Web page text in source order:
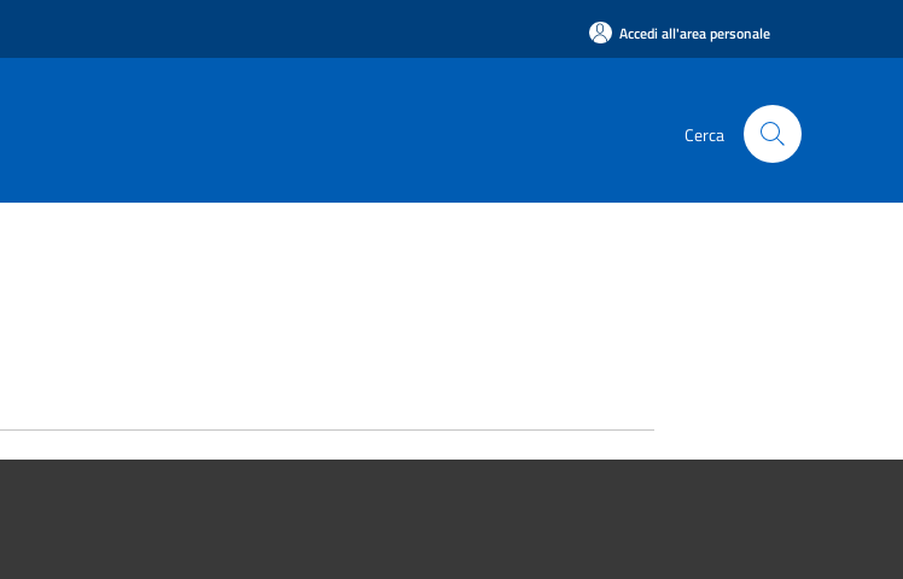
Accedi all'area personale
Cerca